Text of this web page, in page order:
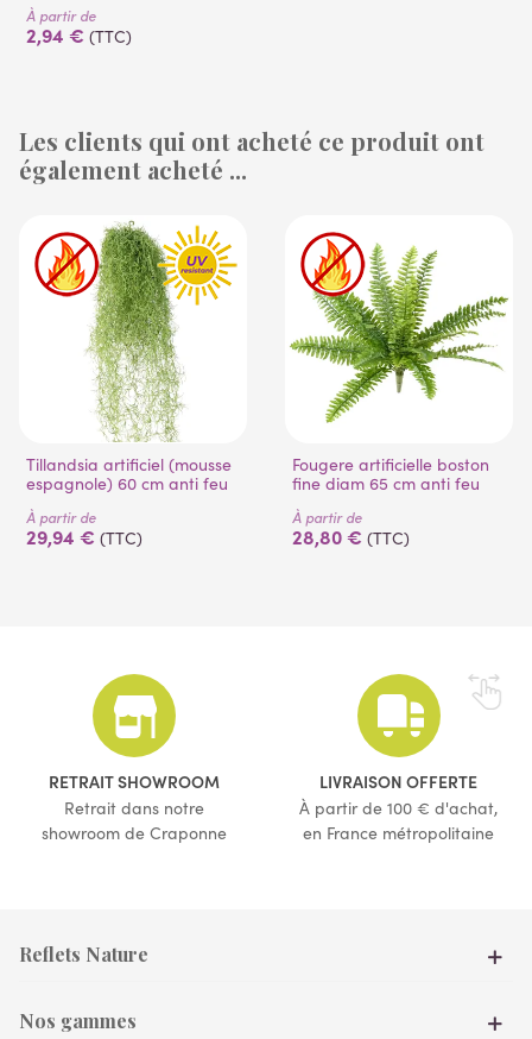
À partir de
2,94 € (TTC)
Les clients qui ont acheté ce produit ont
également acheté ...
Tillandsia artificiel (mousse
espagnole) 60 cm anti feu
À partir de
29,94 € (TTC)
Fougere artificielle boston
fine diam 65 cm anti feu
À partir de
28,80 € (TTC)
RETRAIT SHOWROOM
Retrait dans notre
showroom de Craponne
LIVRAISON OFFERTE
À partir de 100 € d'achat,
en France métropolitaine
Reflets Nature
Nos gammes